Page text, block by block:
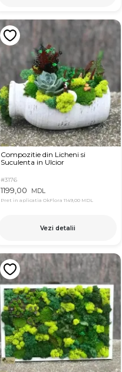
Compozitie din Licheni si
Suculenta in Ulcior
#3176
1199,00 MDL
Pret in aplicatia OkFlora 1149,00 MDL
Vezi detalii